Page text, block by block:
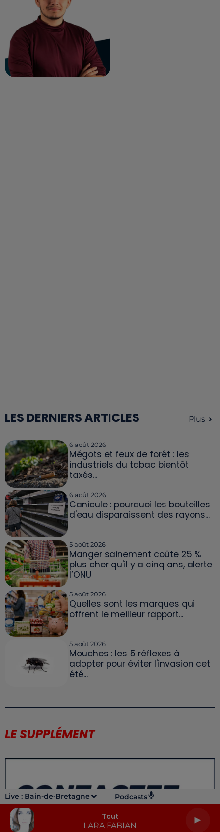
Live : Bain-de-Bretagne Podcasts
Tout
LARA FABIAN
LES DERNIERS ARTICLES Plus
6 août 2026
Mégots et feux de forêt : les
industriels du tabac bientôt
taxés...
6 août 2026
Canicule : pourquoi les bouteilles
d'eau disparaissent des rayons...
5 août 2026
Manger sainement coûte 25 %
plus cher qu'il y a cinq ans, alerte
l’ONU
5 août 2026
Quelles sont les marques qui
offrent le meilleur rapport...
5 août 2026
Mouches : les 5 réflexes à
adopter pour éviter l'invasion cet
été...
LE SUPPLÉMENT